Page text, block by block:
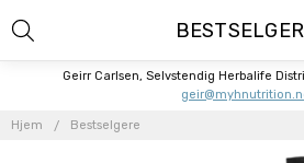
Geirr Carlsen, Selvstendig Herbalife
Hjem Bestselgere